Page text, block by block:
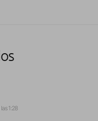
1:28